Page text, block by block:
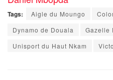
Tags: Aigle du Moungo
Dynamo de Douala
Gazelle
Unisport du Haut Nkam